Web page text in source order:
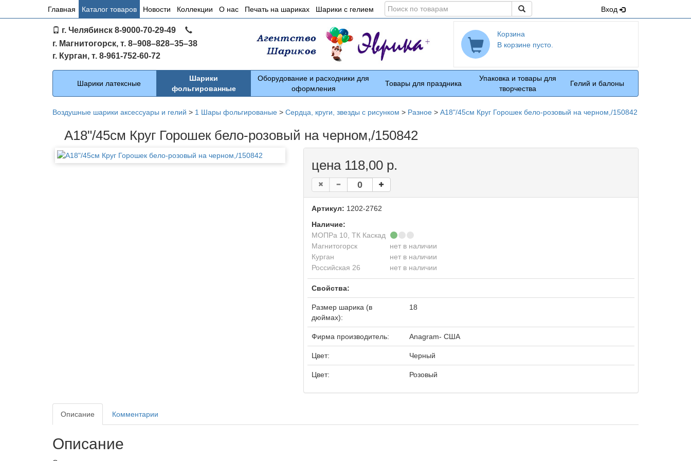
Основное
Главная Каталог товаров Новости Коллекции О нас Печать на шариках Шарики с гелием
Поиск
товарам
Вход
г. Челябинск 8-9000-70-29-49
г. Магнитогорск, т. 8–908–828–35–38
г. Курган, т. 8-961-752-60-72
Корзина
В корзине пусто.
Каталог
Шарики латексные
Шарики
фольгированные
Оборудование и расходники для
оформления
Товары для праздника
Упаковка и товары для
творчества
Гелий и балоны
Воздушные шарики аксессуары и гелий > 1 Шары фольгированые > Сердца, круги, звезды с рисунком > Разное > A18"/45см Круг Горошек бело-розовый на черном,/150842
A18"/45см Круг Горошек бело-розовый на черном,/150842
цена 118,00 р.
Артикул: 1202-2762
Наличие:
МОПРа 10, ТК Каскад
Магнитогорск
нет в наличии
Курган
нет в наличии
Российская 26
нет в наличии
Свойства:
Размер шарика (в
дюймах):
18
Фирма производитель: Anagram- США
Цвет: Черный
Цвет: Розовый
Описание Комментарии
Описание